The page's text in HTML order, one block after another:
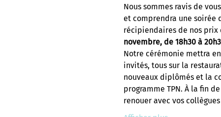
Nous sommes ravis de
et comprendra une soirée
récipiendaires de nos
novembre, de 18h30 à
Notre cérémonie mettra
invités, tous sur la
nouveaux diplômés et la
programme TPN. À la fin
renouer avec vos